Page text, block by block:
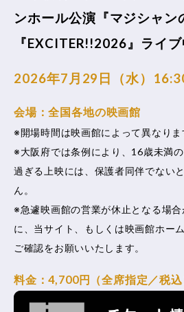
ンホール公演『マジシャン
『EXCITER!!2026』ライ
2026年7月29日（水）
会場：全国各地の映画館
※開場時間は映画館によって異なりま
※大阪府では条例により、16歳未満
過ぎる上映には、保護者同伴でない
ん。
※急遽映画館の営業が休止となる場
に、当サイト、もしくは映画館ホー
ご確認をお願いいたします。
料金：4,700円（全席指定／税込